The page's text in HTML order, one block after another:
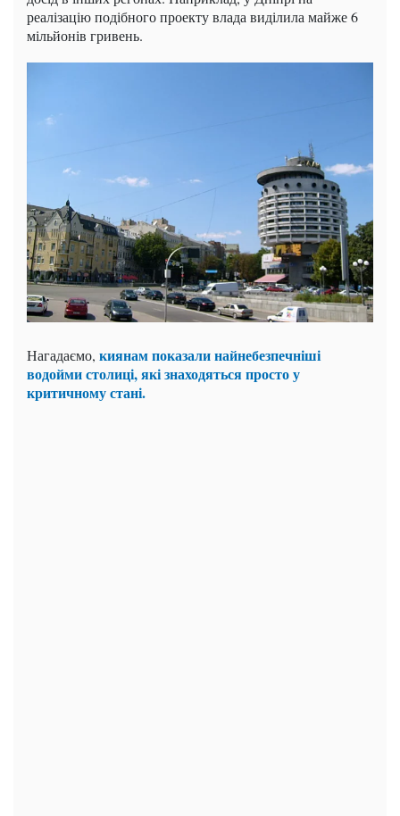
реалізацію подібного проекту влада виділила майже 6
мільйонів гривень.
Нагадаємо, киянам показали найнебезпечніші
водойми столиці, які знаходяться просто у
критичному стані.